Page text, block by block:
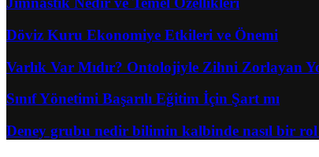
Döviz Kuru Ekonomiye Etkileri ve Önemi
Varlık Var Mıdır? Ontolojiyle Zihni Zorlayan
Sınıf Yönetimi Başarılı Eğitim İçin Şart mı
Deney grubu nedir bilimin kalbinde nasıl bir